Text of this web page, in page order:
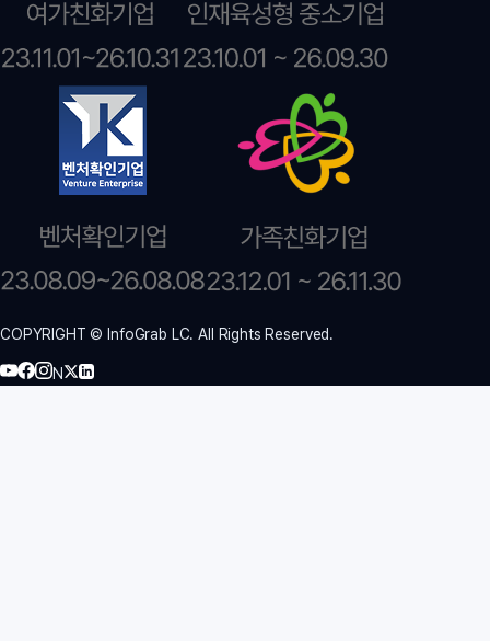
COPYRIGHT © InfoGrab LC. All Rights Reserved.
N